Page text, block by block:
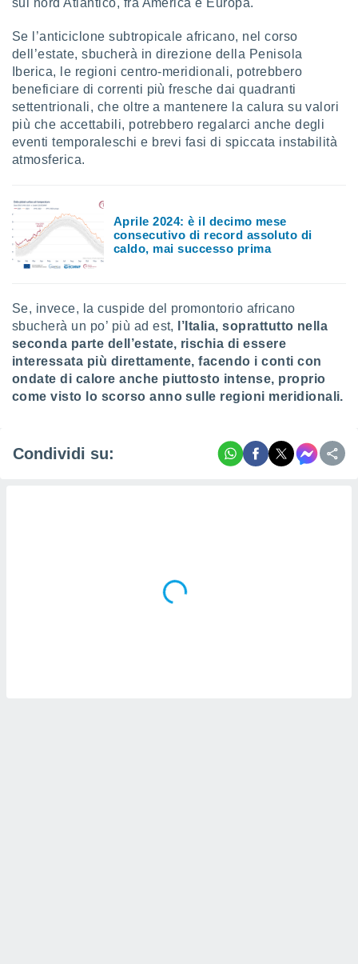
sul nord Atlantico, fra America e Europa.
Se l’anticiclone subtropicale africano, nel corso
dell’estate, sbucherà in direzione della Penisola
Iberica, le regioni centro-meridionali, potrebbero
beneficiare di correnti più fresche dai quadranti
settentrionali, che oltre a mantenere la calura su valori
più che accettabili, potrebbero regalarci anche degli
eventi temporaleschi e brevi fasi di spiccata instabilità
atmosferica.
Aprile 2024: è il decimo mese
consecutivo di record assoluto di
caldo, mai successo prima
Se, invece, la cuspide del promontorio africano
sbucherà un po’ più ad est,
l’Italia, soprattutto nella
seconda parte dell’estate, rischia di essere
interessata più direttamente, facendo i conti con
ondate di calore anche piuttosto intense, proprio
come visto lo scorso anno sulle regioni meridionali.
Condividi su: